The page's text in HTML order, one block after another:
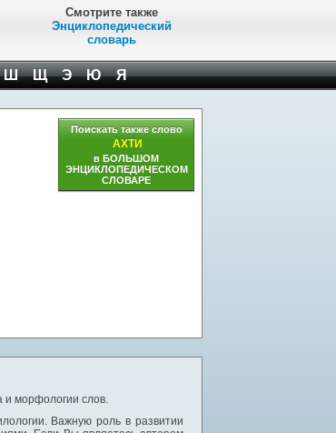
Смотрите также
Энциклопедический
словарь
Ш Щ Э Ю Я
Поискать также слово
АХТИ
в БОЛЬШОМ
ЭНЦИКЛОПЕДИЧЕСКОМ
СЛОВАРЕ
и морфологии слов.
Важную роль в развитии